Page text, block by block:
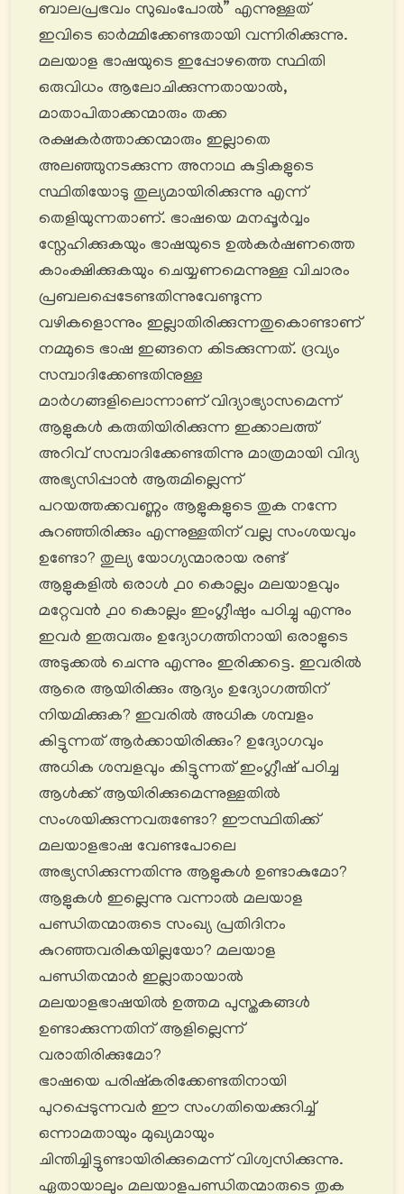
ബാലപ്രഭവം സുഖംപോല്‍” എന്നുള്ളത്
ഇവിടെ ഓർമ്മിക്കേണ്ടതായി വന്നിരിക്കുന്നു.
മലയാള ഭാഷയുടെ ഇപ്പോഴത്തെ സ്ഥിതി
ഒരുവിധം ആലോചിക്കുന്നതായാൽ,
മാതാപിതാക്കന്മാരും തക്ക
രക്ഷകർത്താക്കന്മാരും ഇല്ലാതെ
അലഞ്ഞുനടക്കുന്ന അനാഥ കുട്ടികളുടെ
സ്ഥിതിയോടു തുല്യമായിരിക്കുന്നു എന്ന്
തെളിയുന്നതാണ്. ഭാഷയെ മനപ്പൂർവ്വം
സ്നേഹിക്കുകയും ഭാഷയുടെ ഉൽകർഷണത്തെ
കാംക്ഷിക്കുകയും ചെയ്യണമെന്നുള്ള വിചാരം
പ്രബലപ്പെടേണ്ടതിന്നുവേണ്ടുന്ന
വഴികളൊന്നും ഇല്ലാതിരിക്കുന്നതുകൊണ്ടാണ്
നമ്മുടെ ഭാഷ ഇങ്ങനെ കിടക്കുന്നത്. ദ്രവ്യം
സമ്പാദിക്കേണ്ടതിനുള്ള
മാർഗങ്ങളിലൊന്നാണ് വിദ്യാഭ്യാസമെന്ന്
ആളുകൾ കരുതിയിരിക്കുന്ന ഇക്കാലത്ത്
അറിവ് സമ്പാദിക്കേണ്ടതിന്നു മാത്രമായി വിദ്യ
അഭ്യസിപ്പാൻ ആരുമില്ലെന്ന്
പറയത്തക്കവണ്ണം ആളുകളുടെ തുക നന്നേ
കുറഞ്ഞിരിക്കും എന്നുള്ളതിന് വല്ല സംശയവും
ഉണ്ടോ? തുല്യ യോഗ്യന്മാരായ രണ്ട്
ആളുകളിൽ ഒരാൾ ൧൦ കൊല്ലം മലയാളവും
മറ്റേവൻ ൧൦ കൊല്ലം ഇംഗ്ലീഷും പഠിച്ചു എന്നും
ഇവർ ഇരുവരും ഉദ്യോഗത്തിനായി ഒരാളുടെ
അടുക്കൽ ചെന്നു എന്നും ഇരിക്കട്ടെ. ഇവരിൽ
ആരെ ആയിരിക്കും ആദ്യം ഉദ്യോഗത്തിന്
നിയമിക്കുക? ഇവരിൽ അധിക ശമ്പളം
കിട്ടുന്നത് ആർക്കായിരിക്കും? ഉദ്യോഗവും
അധിക ശമ്പളവും കിട്ടുന്നത് ഇംഗ്ലീഷ് പഠിച്ച
ആൾക്ക് ആയിരിക്കുമെന്നുള്ളതിൽ
സംശയിക്കുന്നവരുണ്ടോ? ഈസ്ഥിതിക്ക്
മലയാളഭാഷ വേണ്ടപോലെ
അഭ്യസിക്കുന്നതിന്നു ആളുകൾ ഉണ്ടാകുമോ?
ആളുകൾ ഇല്ലെന്നു വന്നാൽ മലയാള
പണ്ഡിതന്മാരുടെ സംഖ്യ പ്രതിദിനം
കുറഞ്ഞവരികയില്ലയോ? മലയാള
പണ്ഡിതന്മാർ ഇല്ലാതായാൽ
മലയാളഭാഷയിൽ ഉത്തമ പുസ്തകങ്ങൾ
ഉണ്ടാക്കുന്നതിന് ആളില്ലെന്ന്
വരാതിരിക്കുമോ?
ഭാഷയെ പരിഷ്കരിക്കേണ്ടതിനായി
പുറപ്പെടുന്നവർ ഈ സംഗതിയെക്കുറിച്ച്
ഒന്നാമതായും മുഖ്യമായും
ചിന്തിച്ചിട്ടുണ്ടായിരിക്കുമെന്ന് വിശ്വസിക്കുന്നു.
ഏതായാലും മലയാളപണ്ഡിതന്മാരുടെ തുക